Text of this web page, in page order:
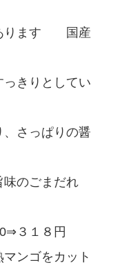
あります 国産
きりとしてい
さっぱりの醤
味のごまだれ
３１８円
ンゴをカット